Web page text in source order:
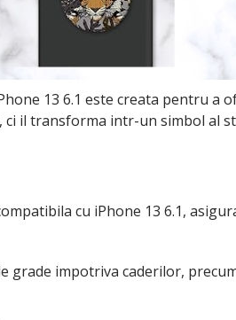
13 6.1 este creata pentru
il transforma intr-un simbol al
cu iPhone 13 6.1,
grade impotriva caderilor,